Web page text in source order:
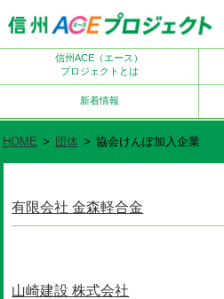
信州ACE（エース）
プロジェクトとは
新着情報
HOME > 団体 > 協会けんぽ加入企業
有限会社 金森軽合金
山崎建設 株式会社